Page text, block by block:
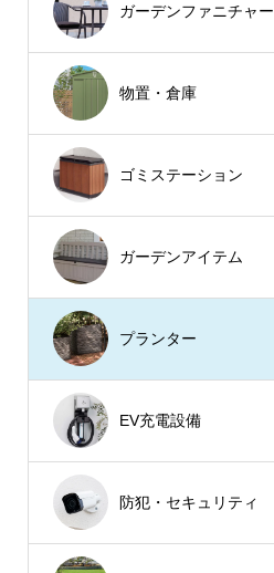
ガーデンファニチャー
物置・倉庫
ゴミステーション
ガーデンアイテム
プランター
EV充電設備
防犯・セキュリティ